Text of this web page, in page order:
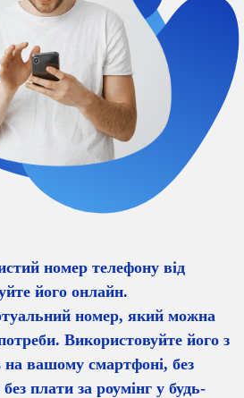
номер телефону від
його онлайн.
номер, який можна
Використовуйте його з
вашому смартфоні, без
плати за роумінг у будь-